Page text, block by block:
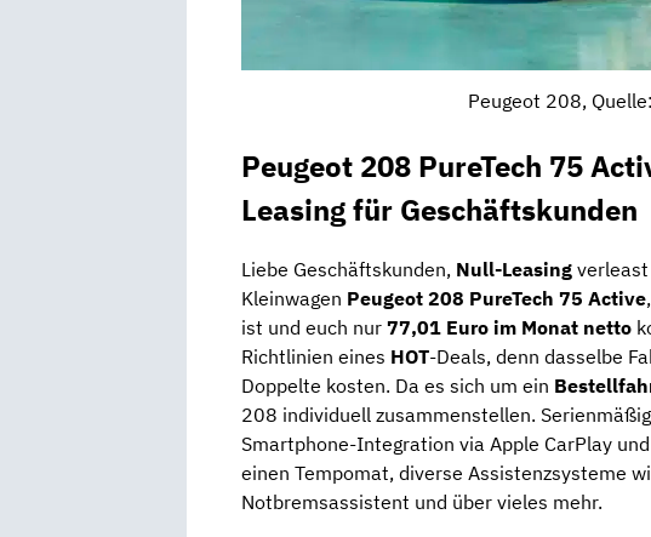
Peugeot 208,
Peugeot 208 PureTech 75
Leasing für Geschäftskunden
Liebe Geschäftskunden, Null-Leasing
Kleinwagen Peugeot 208 PureTech 75 Active
ist und euch nur 77,01 Euro im Monat netto
Richtlinien eines HOT-Deals, denn dasselbe
Doppelte kosten. Da es sich um ein
208 individuell zusammenstellen.
Smartphone-Integration via Apple CarPlay
einen Tempomat, diverse Assistenzsysteme
Notbremsassistent und über vieles mehr.